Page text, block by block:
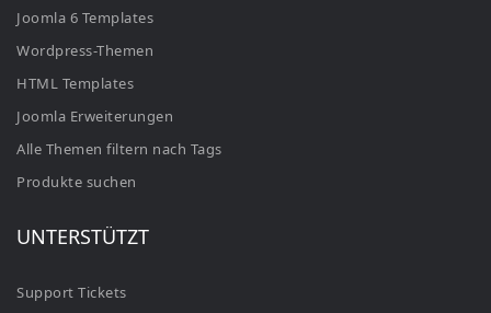
Joomla 6 Templates
Wordpress-Themen
HTML Templates
Joomla Erweiterungen
Alle Themen filtern nach Tags
Produkte suchen
UNTERSTÜTZT
Support Tickets